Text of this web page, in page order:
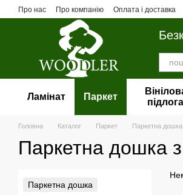
Перейти до основного контенту
Про нас Про компанію Оплата і доставка
Ламінат Паркет
пiдлога
Головна Каталог Паркет Паркетна дошка
Паркетна дошка
Паркетна дошка